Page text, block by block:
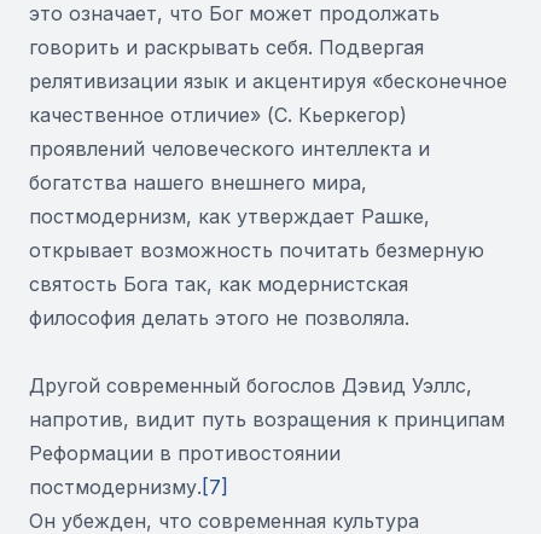
это означает, что Бог может продолжать
говорить и раскрывать себя. Подвергая
релятивизации язык и акцентируя «бесконечное
качественное отличие» (С. Кьеркегор)
проявлений человеческого интеллекта и
богатства нашего внешнего мира,
постмодернизм, как утверждает Рашке,
открывает возможность почитать безмерную
святость Бога так, как модернистская
философия делать этого не позволяла.
Другой современный богослов Дэвид Уэллс,
напротив, видит путь возращения к принципам
Реформации в противостоянии
постмодернизму. [7]
Он убежден, что современная культура